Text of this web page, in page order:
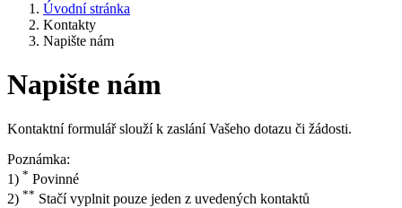
Úvodní stránka
Kontakty
Napište nám
Napište nám
Kontaktní formulář slouží k zaslání Vašeho dotazu či žádosti.
Poznámka:
1) * Povinné
2) ** Stačí vyplnit pouze jeden z uvedených kontaktů